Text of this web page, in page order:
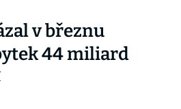
v březnu
44 miliard